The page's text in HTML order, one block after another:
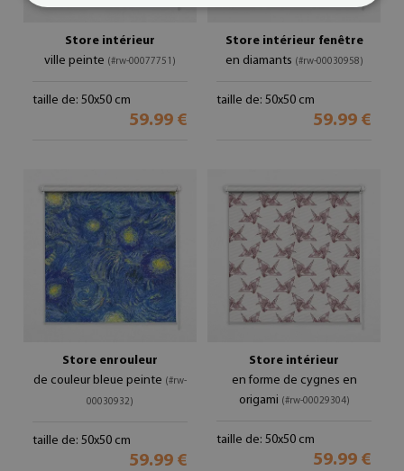
Store intérieur
ville peinte (#rw-00077751)
taille de: 50x50 cm
59.99 €
Store intérieur fenêtre
en diamants (#rw-00030958)
taille de: 50x50 cm
59.99 €
Store enrouleur
de couleur bleue peinte (#rw-
00030932)
taille de: 50x50 cm
59.99 €
Store intérieur
en forme de cygnes en
origami (#rw-00029304)
taille de: 50x50 cm
59.99 €